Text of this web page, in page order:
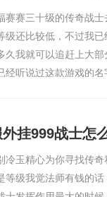
赛赛三十级的传奇战
级还比较低，不过我
久我就可以追赶上大
经听说过这款游戏的
挂999战士怎
冷玉精心为你寻找传
等级我觉法师有钱的